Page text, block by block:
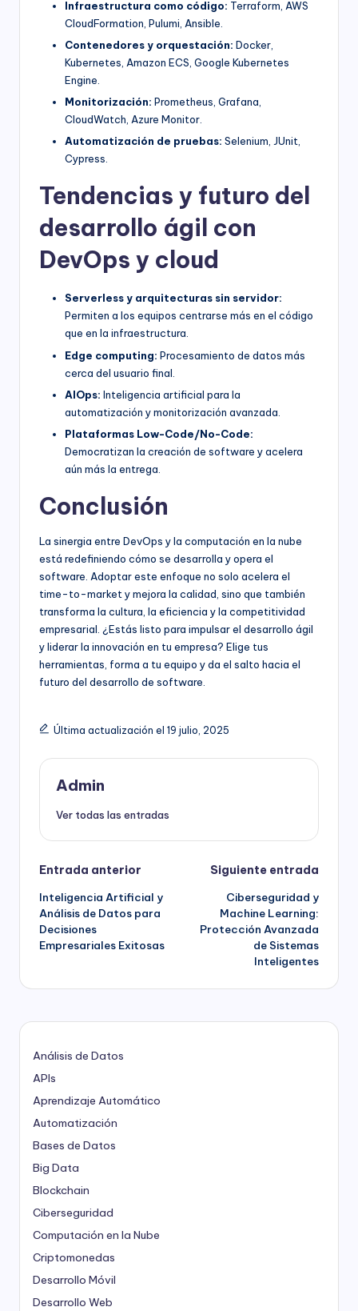
Infraestructura como código: Terraform, AWS
CloudFormation, Pulumi, Ansible.
Contenedores y orquestación: Docker,
Kubernetes, Amazon ECS, Google Kubernetes
Engine.
Monitorización: Prometheus, Grafana,
CloudWatch, Azure Monitor.
Automatización de pruebas: Selenium, JUnit,
Cypress.
Tendencias y futuro del
desarrollo ágil con
DevOps y cloud
Serverless y arquitecturas sin servidor:
Permiten a los equipos centrarse más en el código
que en la infraestructura.
Edge computing: Procesamiento de datos más
cerca del usuario final.
AIOps: Inteligencia artificial para la
automatización y monitorización avanzada.
Plataformas Low-Code/No-Code:
Democratizan la creación de software y acelera
aún más la entrega.
Conclusión
La sinergia entre DevOps y la computación en la nube
está redefiniendo cómo se desarrolla y opera el
software. Adoptar este enfoque no solo acelera el
time-to-market y mejora la calidad, sino que también
transforma la cultura, la eficiencia y la competitividad
empresarial. ¿Estás listo para impulsar el desarrollo ágil
y liderar la innovación en tu empresa? Elige tus
herramientas, forma a tu equipo y da el salto hacia el
futuro del desarrollo de software.
Última actualización el 19 julio, 2025
Admin
Ver todas las entradas
Navegación
de
entradas
Entrada anterior
Inteligencia Artificial y
Análisis de Datos para
Decisiones
Empresariales Exitosas
Siguiente entrada
Ciberseguridad y
Machine Learning:
Protección Avanzada
de Sistemas
Inteligentes
Análisis de Datos
APIs
Aprendizaje Automático
Automatización
Bases de Datos
Big Data
Blockchain
Ciberseguridad
Computación en la Nube
Criptomonedas
Desarrollo Móvil
Desarrollo Web